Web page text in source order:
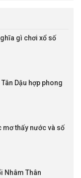
gì chơi xổ số
Dậu hợp phong
mơ thấy nước và số
Nhâm Thân